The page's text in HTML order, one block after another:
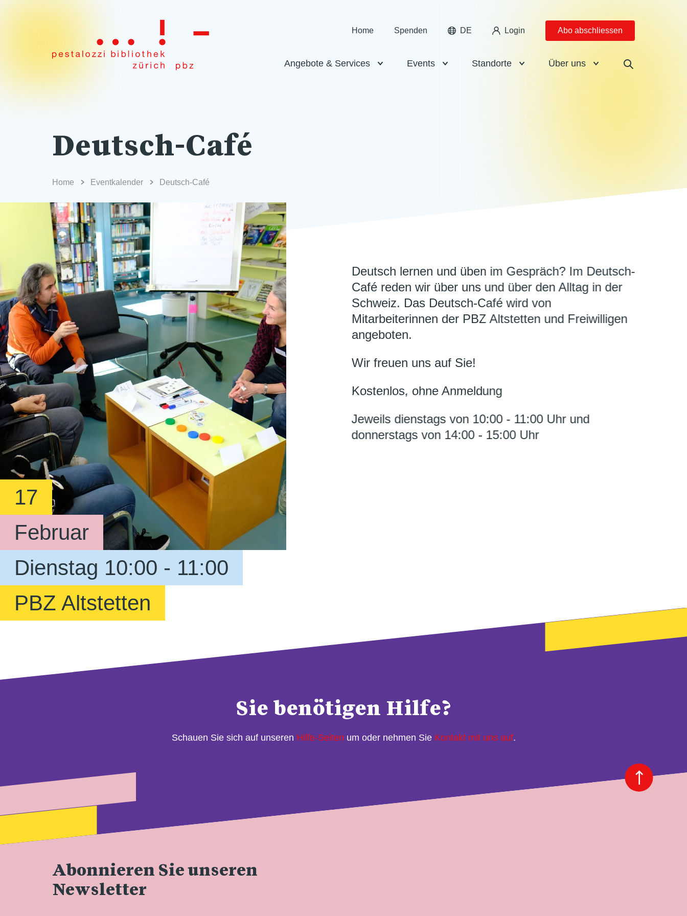
Home Spenden DE Login Abo abschliessen
Angebote & Services Events Standorte Über uns
Deutsch-Café
Home Eventkalender Deutsch-Café
17
Februar
Dienstag 10:00 - 11:00
PBZ Altstetten
Deutsch lernen und üben im Gespräch? Im Deutsch-
Café reden wir über uns und über den Alltag in der
Schweiz. Das Deutsch-Café wird von
Mitarbeiterinnen der PBZ Altstetten und Freiwilligen
angeboten.
Wir freuen uns auf Sie!
Kostenlos, ohne Anmeldung
Jeweils dienstags von 10:00 - 11:00 Uhr und
donnerstags von 14:00 - 15:00 Uhr
Sie benötigen Hilfe?
Schauen Sie sich auf unseren Hilfe-Seiten um oder nehmen Sie Kontakt mit uns auf.
Abonnieren Sie unseren
Newsletter